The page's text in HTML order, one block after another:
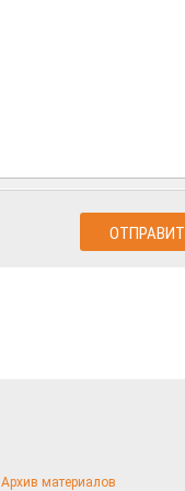
Архив материалов